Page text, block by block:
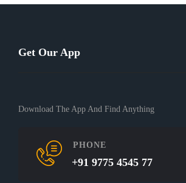
Get Our App
Download The App And Find Anything
PHONE
+91 9775 4545 77